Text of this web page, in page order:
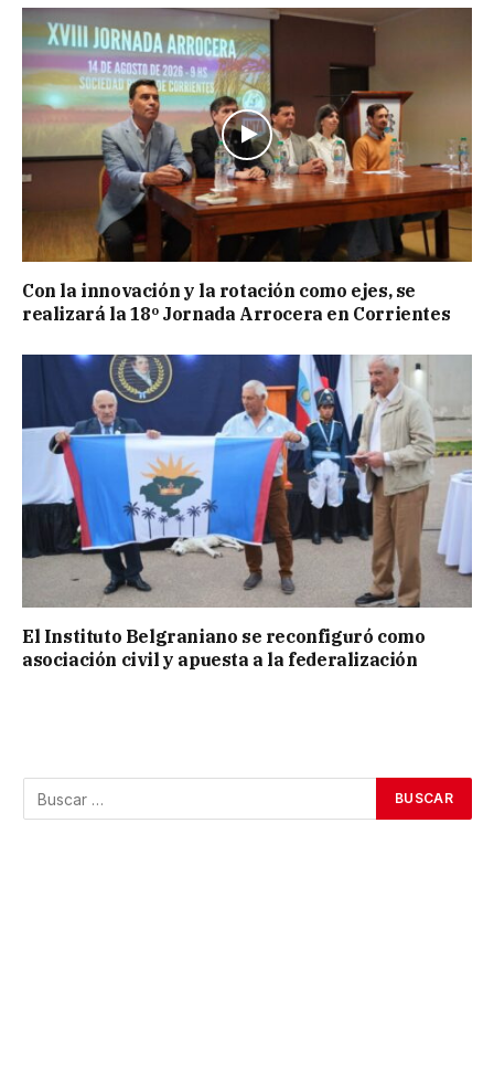
Con la innovación y la rotación como ejes, se
realizará la 18º Jornada Arrocera en Corrientes
El Instituto Belgraniano se reconfiguró como
asociación civil y apuesta a la federalización